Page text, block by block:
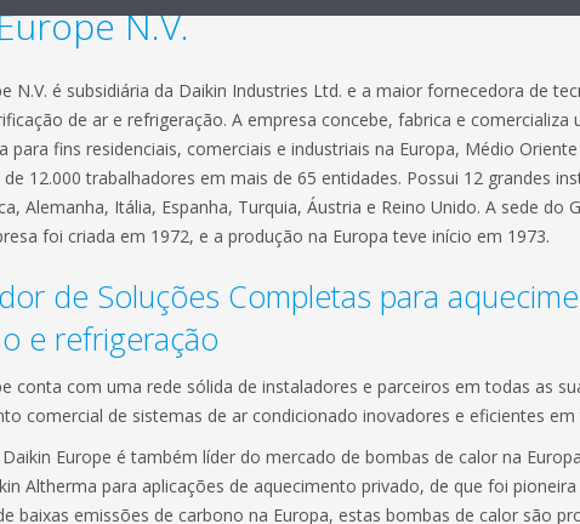
N.V.
N.V. é subsidiária da Daikin Industries Ltd. e a maior fornecedora de
de ar e refrigeração. A empresa concebe, fabrica e
para fins residenciais, comerciais e industriais na Europa, Médio
12.000 trabalhadores em mais de 65 entidades. Possui 12 grandes
Alemanha, Itália, Espanha, Turquia, Áustria e Reino Unido. A sede
foi criada em 1972, e a produção na Europa teve início em 1973.
de Soluções Completas para
e refrigeração
conta com uma rede sólida de instaladores e parceiros em todas as
comercial de sistemas de ar condicionado inovadores e eficientes
Europe é também líder do mercado de bombas de calor na
Altherma para aplicações de aquecimento privado, de que foi
baixas emissões de carbono na Europa, estas bombas de calor são